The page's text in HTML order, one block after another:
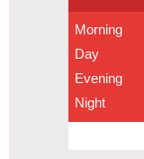
Morning
Day
Evening
Night